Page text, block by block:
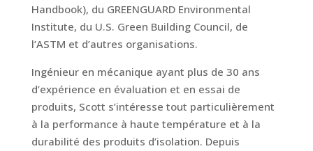
Handbook), du GREENGUARD Environmental
Institute, du U.S. Green Building Council, de
l’ASTM et d’autres organisations.
Ingénieur en mécanique ayant plus de 30 ans
d’expérience en évaluation et en essai de
produits, Scott s’intéresse tout particulièrement
à la performance à haute température et à la
durabilité des produits d’isolation. Depuis